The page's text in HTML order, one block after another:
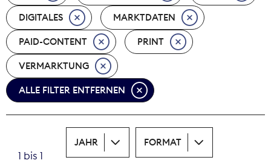
Nachwuchs
Nova Award
Pressefreiheit
Print
Recht
DIGITALES MARKTDATEN
PAID-CONTENT PRINT
VERMARKTUNG
ALLE FILTER ENTFERNEN
1 bis 1
JAHR FORMAT